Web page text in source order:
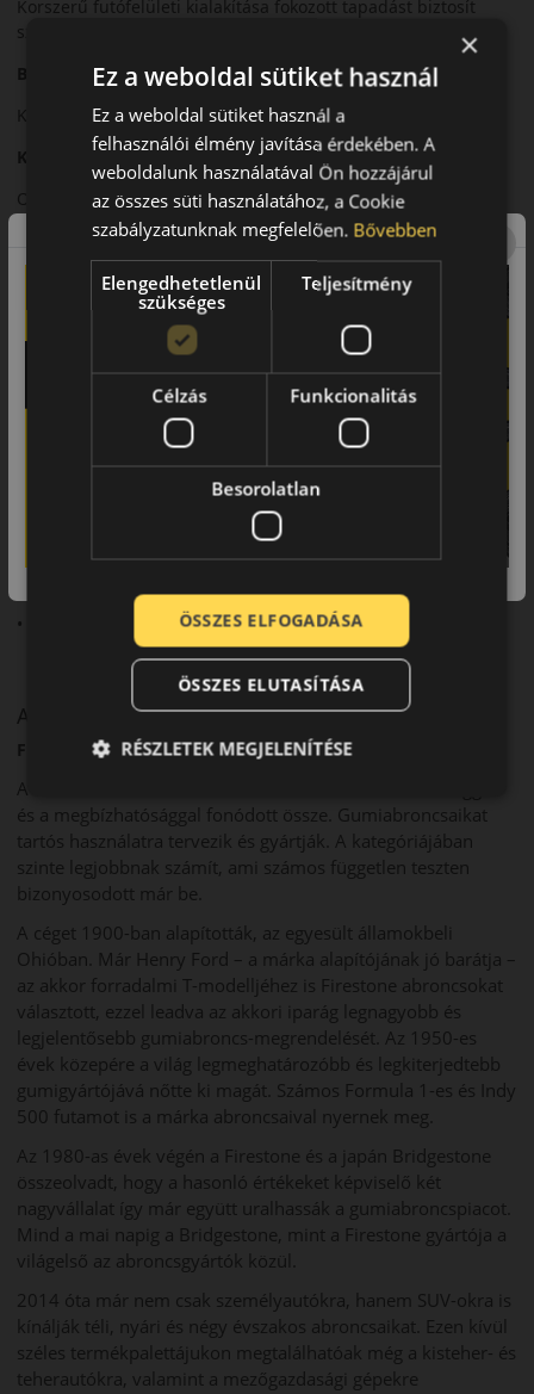
Korszerű futófelületi kialakítása fokozott tapadást biztosít
száraz és nedves úton is.
Biztonsági jellemzők
Kiszámítható fékteljesítmény és stabil iránytartás jellemzi.
Komfort és zajszint
Optimalizált zajszint és kellemes menetkomfort.
Felhasználási ajánlás
Személyautókhoz, intenzív városi és országúti nyári
használatra.
Összegzés
A Roadhawk 2 modern megoldás a fokozott nyári biztonság
érdekében.
• Továbbfejlesztett tapadás
• Modern kialakítás
A márka
Firestone
A Firestone márkanév már csaknem 120 éve a minőséggel
és a megbízhatósággal fonódott össze. Gumiabroncsaikat
tartós használatra tervezik és gyártják. A kategóriájában
szinte legjobbnak számít, ami számos független teszten
bizonyosodott már be.
A céget 1900-ban alapították, az egyesült államokbeli
Ohióban. Már Henry Ford – a márka alapítójának jó barátja –
az akkor forradalmi T-modelljéhez is Firestone abroncsokat
választott, ezzel leadva az akkori iparág legnagyobb és
legjelentősebb gumiabroncs-megrendelését. Az 1950-es
évek közepére a világ legmeghatározóbb és legkiterjedtebb
gumigyártójává nőtte ki magát. Számos Formula 1-es és Indy
500 futamot is a márka abroncsaival nyernek meg.
Az 1980-as évek végén a Firestone és a japán Bridgestone
összeolvadt, hogy a hasonló értékeket képviselő két
nagyvállalat így már együtt uralhassák a gumiabroncspiacot.
Mind a mai napig a Bridgestone, mint a Firestone gyártója a
világelső az abroncsgyártók közül.
2014 óta már nem csak személyautókra, hanem SUV-okra is
kínálják téli, nyári és négy évszakos abroncsaikat. Ezen kívül
széles termékpalettájukon megtalálhatóak még a kisteher- és
teherautókra, valamint a mezőgazdasági gépekre
×
Ez a weboldal sütiket használ
Ez a weboldal sütiket használ a
felhasználói élmény javítása érdekében. A
weboldalunk használatával Ön hozzájárul
az összes süti használatához, a Cookie
szabályzatunknak megfelelően. Bővebben
Elengedhetetlenül
szükséges
Teljesítmény
Célzás Funkcionalitás
Besorolatlan
ÖSSZES ELFOGADÁSA
ÖSSZES ELUTASÍTÁSA
RÉSZLETEK MEGJELENÍTÉSE